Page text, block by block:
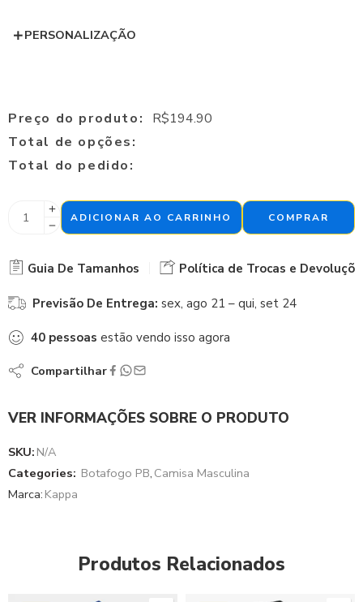
PERSONALIZAÇÃO
Preço do produto: R$194.90
Total de opções:
Total do pedido:
ADICIONAR AO CARRINHO COMPRAR
Guia De Tamanhos Política de Trocas e
Previsão De Entrega: sex, ago 21 – qui, set 24
40 pessoas estão vendo isso agora
Compartilhar
VER INFORMAÇÕES SOBRE O PRODUTO
SKU: N/A
Categories: Botafogo PB, Camisa Masculina
Marca: Kappa
Produtos Relacionados